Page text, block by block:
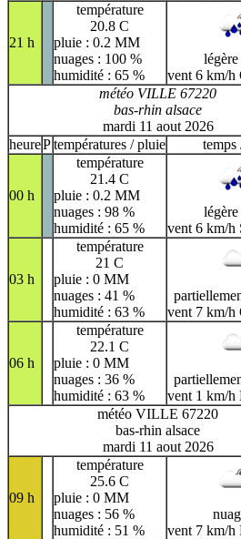
21 h
température
20.8 C
pluie : 0.2 MM
nuages : 100 %
humidité : 65 %
vent 6 km/h
météo VILLE 67220
bas-rhin alsace
mardi 11 aout 2026
heurePtempératures / pluie temps
00 h
température
21.4 C
pluie : 0.2 MM
nuages : 98 %
humidité : 65 %
vent 6 km/h
03 h
température
21 C
pluie : 0 MM
nuages : 41 %
humidité : 63 %
vent 7 km/h
06 h
température
22.1 C
pluie : 0 MM
nuages : 36 %
humidité : 63 %
vent 1 km/h
météo VILLE 67220
bas-rhin alsace
mardi 11 aout 2026
09 h
température
25.6 C
pluie : 0 MM
nuages : 56 %
humidité : 51 %
vent 7 km/h